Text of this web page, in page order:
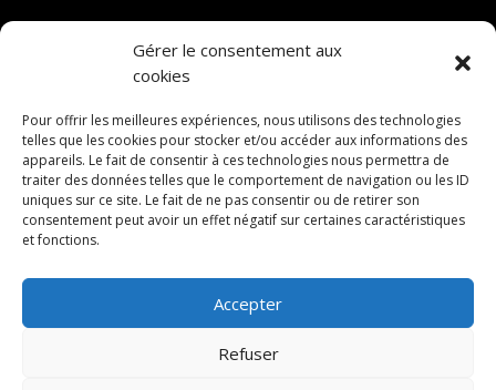
Gérer le consentement aux
cookies
Pour offrir les meilleures expériences, nous utilisons des technologies
telles que les cookies pour stocker et/ou accéder aux informations des
appareils. Le fait de consentir à ces technologies nous permettra de
traiter des données telles que le comportement de navigation ou les ID
uniques sur ce site. Le fait de ne pas consentir ou de retirer son
consentement peut avoir un effet négatif sur certaines caractéristiques
et fonctions.
Accepter
Refuser
Politique de confidentialité
@Copyrigth SRL LUPO – ici dénomé « Chapes
Lupo » | Toute reproduction est interdite sauf
accord écrit reçu par la SRL LUPO